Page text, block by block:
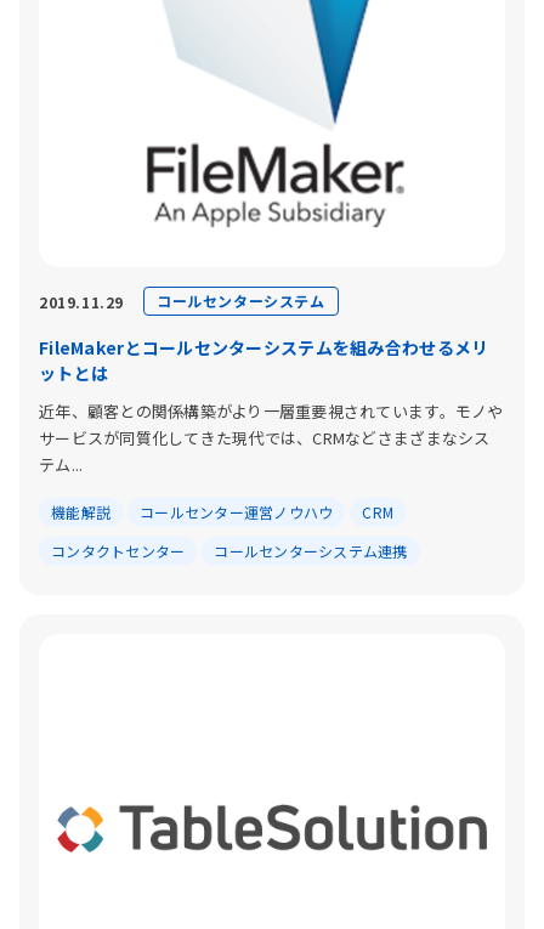
2019.11.29 コールセンターシステム
FileMakerとコールセンターシステムを組み合わせるメリ
ットとは
近年、顧客との関係構築がより一層重要視されています。モノや
サービスが同質化してきた現代では、CRMなどさまざまなシス
テム...
機能解説 コールセンター運営ノウハウ
CRM
コンタクトセンター
コールセンターシステム連携